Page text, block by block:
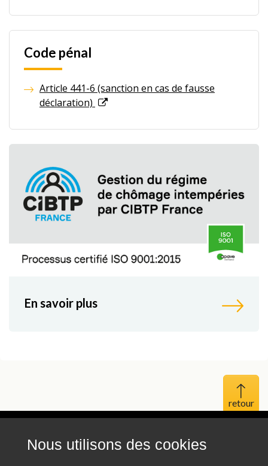
Nous utilisons des cookies
Code pénal
Article 441-6 (sanction en cas de fausse
déclaration)
En savoir plus
Haut
Mentions légales